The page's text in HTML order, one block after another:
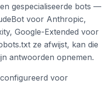
gespecialiseerde bots —
voor Anthropic,
Google-Extended voor
ze afwijst, kan die
antwoorden opnemen.
voor